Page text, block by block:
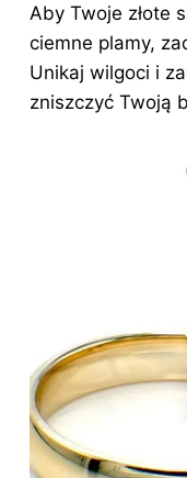
Aby Twoje złote
ciemne plamy,
Unikaj wilgoci i
zniszczyć Twoją